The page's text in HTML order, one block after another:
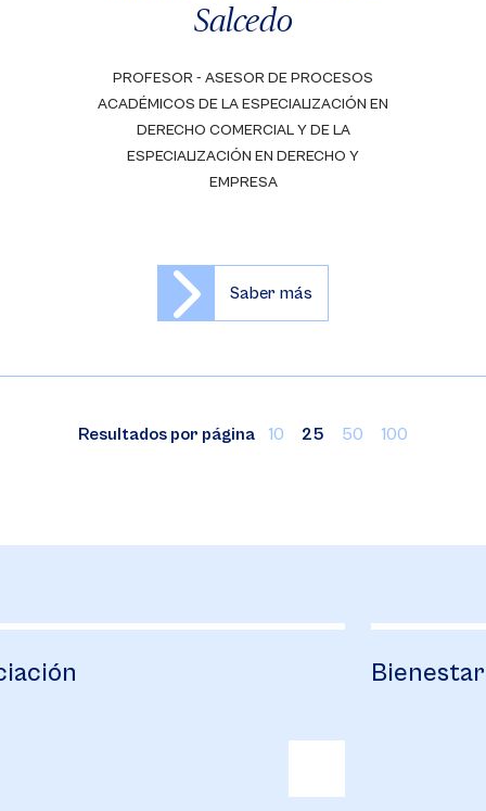
Salcedo
PROFESOR - ASESOR DE PROCESOS
ACADÉMICOS DE LA ESPECIALIZACIÓN EN
DERECHO COMERCIAL Y DE LA
ESPECIALIZACIÓN EN DERECHO Y
EMPRESA
Saber más
Resultados por página 10 25 50 100
Bienestar